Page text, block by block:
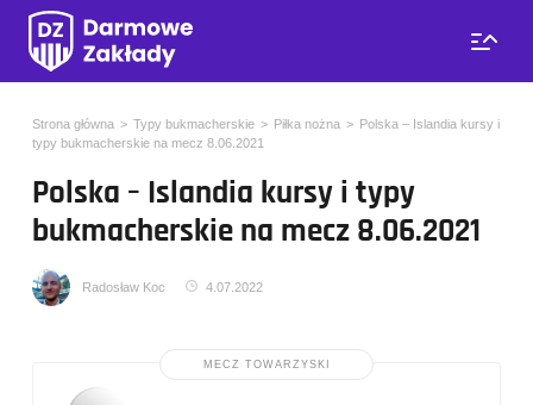
Strona główna Typy bukmacherskie Piłka nożna
Polska – Islandia kursy i
typy bukmacherskie na mecz 8.06.2021
Polska – Islandia kursy i typy
bukmacherskie na mecz 8.06.2021
Radosław Koc 4.07.2022
MECZ TOWARZYSKI